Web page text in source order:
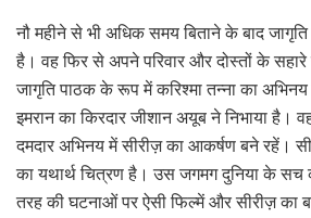
नौ महीने से भी अधिक समय बिताने के बाद
है। वह फिर से अपने परिवार और दोस्तों के सहारे
जागृति पाठक के रूप में करिश्मा तन्ना का
इमरान का किरदार जीशान अयूब ने निभाया है।
दमदार अभिनय में सीरीज़ का आकर्षण बने रहें।
का यथार्थ चित्रण है। उस जगमग दुनिया के सच
तरह की घटनाओं पर ऐसी फिल्में और सीरीज़ का